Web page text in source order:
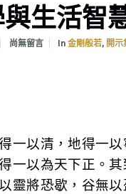
生活智
尚無留言 In金剛般若, 開示
一以清，地得一
一以為天下正。
靈將恐歇，谷無